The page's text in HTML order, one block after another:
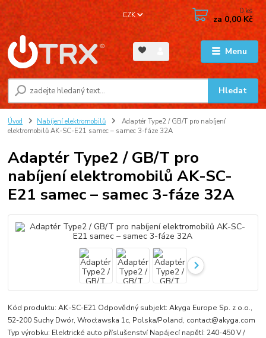
Menu
CZK
Hledat
0ks
za0,00 Kč
Úvod Nabíjení elektromobilů
Adaptér Type2 / GB/T pro nabíjení
elektromobilů AK-SC-E21 samec – samec 3-fáze 32A
Adaptér Type2 / GB/T pro
nabíjení elektromobilů AK-SC-
E21 samec – samec 3-fáze 32A
Kód produktu: AK-SC-E21 Odpovědný subjekt: Akyga Europe Sp. z o.o.,
52-200 Suchy Dwór, Wrocławska 1c, Polska/Poland, contact@akyga.com
Typ výrobku: Elektrické auto příslušenství Napájecí napětí: 240-450 V /